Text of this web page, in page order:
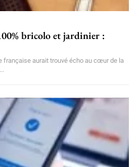
bricolo et jardinier :
française aurait trouvé écho au cœur de la